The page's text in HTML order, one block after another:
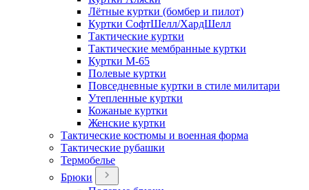
Лётные куртки (бомбер и пилот)
Куртки СофтШелл/ХардШелл
Тактические куртки
Тактические мембранные куртки
Куртки М-65
Полевые куртки
Повседневные куртки в стиле милитари
Утепленные куртки
Кожаные куртки
Женские куртки
Тактические костюмы и военная форма
Тактические рубашки
Термобелье
Брюки